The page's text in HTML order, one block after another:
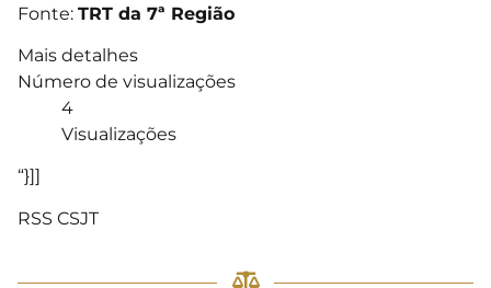
Fonte: TRT da 7ª Região
Mais detalhes
Número de visualizações
4
Visualizações
“}]]
RSS CSJT